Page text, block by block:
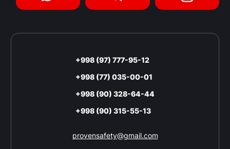
+998 (97) 777-95-12
+998 (77) 035-00-01
+998 (90) 328-64-44
+998 (90) 315-55-13
provensafety@gmail.com